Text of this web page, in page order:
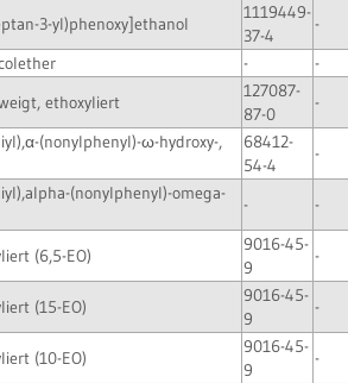
3-yl)phenoxy]ethanol
1119449-
37-4
-
-
-
ethoxyliert
127087-
87-0
-
(nonylphenyl)-ω-hydroxy-,
68412-
54-4
-
(nonylphenyl)-omega-
- -
(6,5-EO)
9016-45-
9
-
(15-EO)
9016-45-
9
-
(10-EO)
9016-45-
9
-